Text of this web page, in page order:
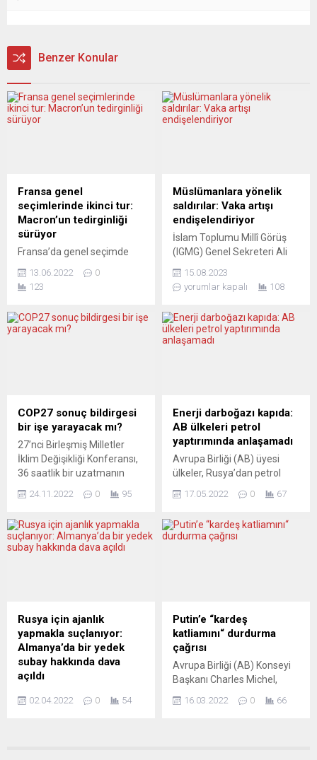
Benzer Konular
Fransa genel
seçimlerinde ikinci tur:
Macron’un tedirginliği
sürüyor
Fransa’da genel seçimde
bakan, seçimin 19
Haziran’da düzenlenecek
Seçmen, sandığa gitmiyor.
Fransa İçişleri Bakanlığı’nın
olan 14 bakan genel seçimin
ikinci turuna kaldı. Bakanlar
çoğunlukla ikinci turda,
Jean-Luc Melenchon’un
girişimiyle LFI, Yeşiller...
13.06.2022
0
123
Müslümanlara yönelik
saldırılar: Vaka artışı
endişelendiriyor
İslam Toplumu Millî Görüş
(IGMG) Genel Sekreteri Ali
saldırılar ve İslam
düşmanlığı konusunda bir
Federal Hükûmeti, Sol Parti
tarafından mecliste
Hükûmet’in İslam
düşmanlığı kaynaklı saldırı
vakalarına dair paylaştığı
resmî veriler...
15.08.2023
yorumlar kapalı
108
COP27 sonuç bildirgesi
bir işe yarayacak mı?
27’nci Birleşmiş Milletler
İklim Değişikliği Konferansı,
36 saatlik bir uzatmanın
Konferansta, yoksul
ısınmanın etkilerinin
hafifletilmesine yardımcı
vazgeçilmesine değinilmedi.
BM Genel Sekreteri António
Guterres ve Avrupa
Komisyonu Başkan
Yardımcısı Frans
Timmermans hayal
kırıklığına...
24.11.2022 0 95
Enerji darboğazı kapıda:
AB ülkeleri petrol
yaptırımında anlaşamadı
Avrupa Birliği (AB) üyesi
ülkeler, Rusya’dan petrol
öngören yeni yaptırım
sağlayamadı. AB Dış İlişkiler
ve Güvenlik Politikası Yüksek
açıklamalarda bulundu.
Rusya-Ukrayna savaşında,
ticaretin serbestleştirilmesi
ve ulaşımın kolaylaştırılması
gibi çeşitli önlemlerle
Ukrayna ekonomisini
desteklemeyi planladıklarını
17.05.2022 0 67
Rusya için ajanlık
yapmakla suçlanıyor:
Almanya’da bir yedek
subay hakkında dava
açıldı
ajanlık yaptığı suçlamasıyla
02.04.2022 0 54
Putin’e “kardeş
katliamını“ durdurma
çağrısı
Avrupa Birliği (AB) Konseyi
Başkanı Charles Michel,
Vladimir Putin’e savaşı
16.03.2022 0 66